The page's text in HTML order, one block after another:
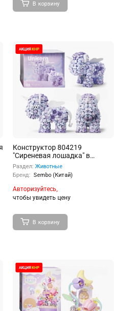
В корзину
Конструктор 804219
"Сиреневая лошадка" в
коробке
Раздел: Животные
Бренд: Sembo (Китай)
Авторизуйтесь,
чтобы увидеть цену
В корзину